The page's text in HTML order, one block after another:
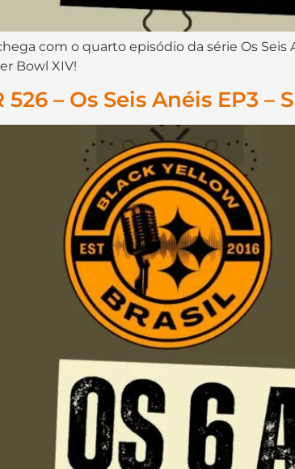
com o quarto episódio da série Os Seis
Bowl XIV!
– Os Seis Anéis EP3 –